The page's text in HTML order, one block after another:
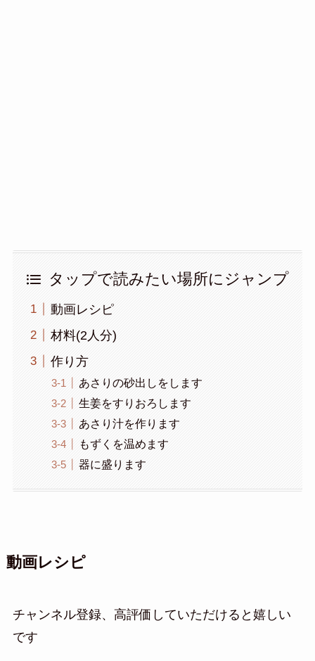
タップで読みたい場所にジャンプ
動画レシピ
材料(2人分)
作り方
あさりの砂出しをします
生姜をすりおろします
あさり汁を作ります
もずくを温めます
器に盛ります
動画レシピ
チャンネル登録、高評価していただけると嬉しい
です